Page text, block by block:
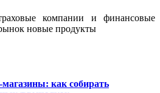
компании и финансовые
новые продукты
как собирать